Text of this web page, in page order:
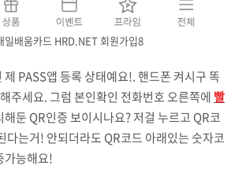
일배움카드 HRD.NET 회원가입8
PASS앱 등록 상태예요!. 핸드폰 켜시구 똑
주세요. 그럼 본인확인 전화번호 오른쪽에 빨
해둔 QR인증 보이시나요? 저걸 누르고 QR코
다는거! 안되더라도 QR코드 아래있는 숫자코
가능해요!